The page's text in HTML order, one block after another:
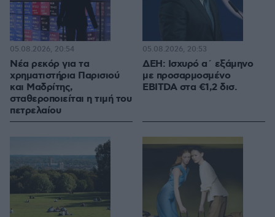
Νέα ρεκόρ για τα
χρηματιστήρια Παρισιού
και Μαδρίτης,
σταθεροποιείται η τιμή του
πετρελαίου
05.08.2026, 20:54
ΔΕΗ: Ισχυρό α΄ εξάμηνο
με προσαρμοσμένο
EBITDA στα €1,2 δισ.
05.08.2026, 20:53